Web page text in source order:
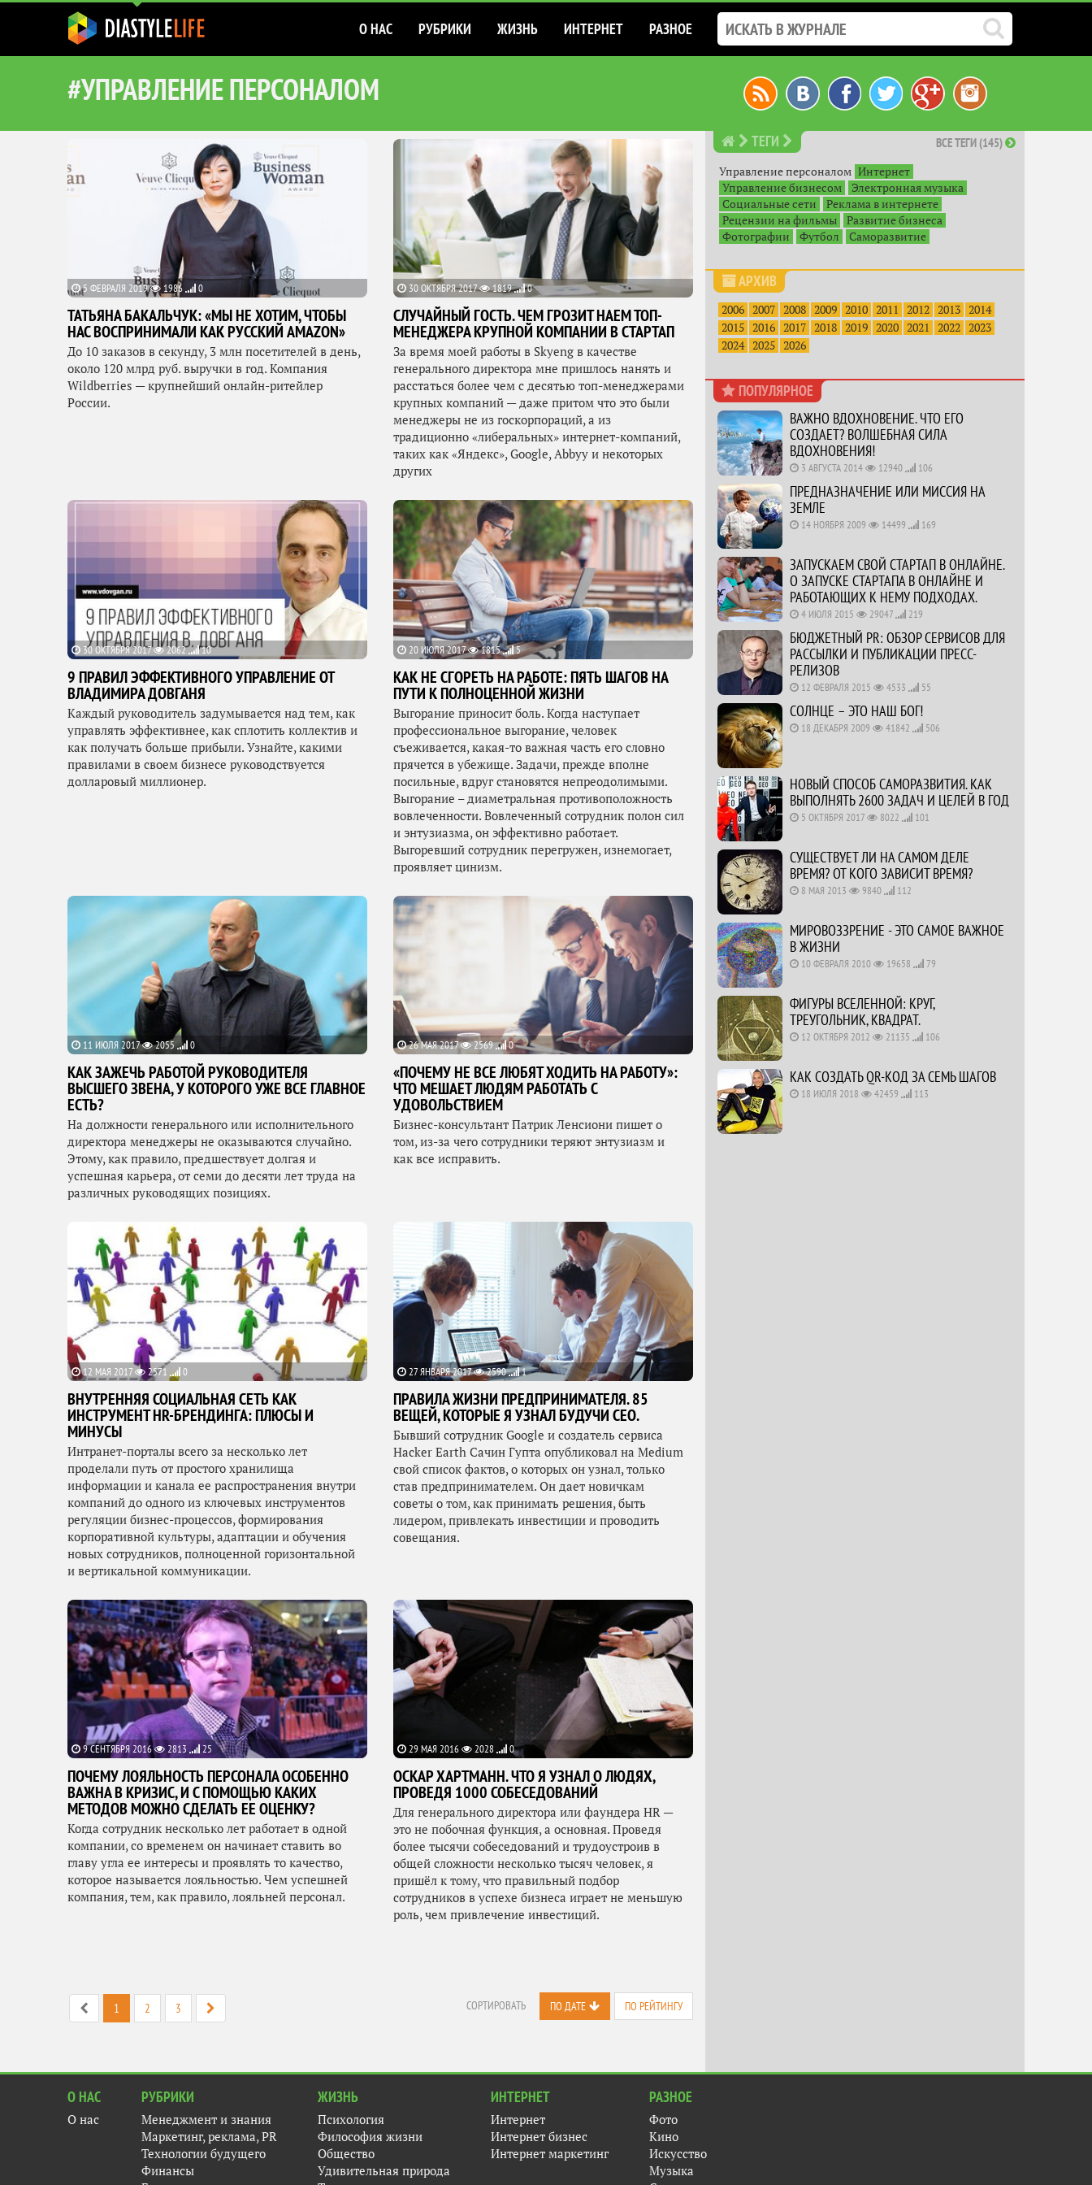
О НАС РУБРИКИ ЖИЗНЬ ИНТЕРНЕТ РАЗНОЕ
#УПРАВЛЕНИЕ ПЕРСОНАЛОМ
5 ФЕВРАЛЯ 2019 1986 0
ТАТЬЯНА БАКАЛЬЧУК: «МЫ НЕ ХОТИМ, ЧТОБЫ
НАС ВОСПРИНИМАЛИ КАК РУССКИЙ AMAZON»
До 10 заказов в секунду, 3 млн посетителей в день,
около 120 млрд руб. выручки в год. Компания
Wildberries — крупнейший онлайн-ритейлер
России.
30 ОКТЯБРЯ 2017 1819 0
СЛУЧАЙНЫЙ ГОСТЬ. ЧЕМ ГРОЗИТ НАЕМ ТОП-
МЕНЕДЖЕРА КРУПНОЙ КОМПАНИИ В СТАРТАП
За время моей работы в Skyeng в качестве
генерального директора мне пришлось нанять и
расстаться более чем с десятью топ-менеджерами
крупных компаний — даже притом что это были
менеджеры не из госкорпораций, а из
традиционно «либеральных» интернет-компаний,
таких как «Яндекс», Google, Abbyy и некоторых
других
30 ОКТЯБРЯ 2017 2062 10
9 ПРАВИЛ ЭФФЕКТИВНОГО УПРАВЛЕНИЕ ОТ
ВЛАДИМИРА ДОВГАНЯ
Каждый руководитель задумывается над тем, как
управлять эффективнее, как сплотить коллектив и
как получать больше прибыли. Узнайте, какими
правилами в своем бизнесе руководствуется
долларовый миллионер.
20 ИЮЛЯ 2017 1815 5
КАК НЕ СГОРЕТЬ НА РАБОТЕ: ПЯТЬ ШАГОВ НА
ПУТИ К ПОЛНОЦЕННОЙ ЖИЗНИ
Выгорание приносит боль. Когда наступает
профессиональное выгорание, человек
съеживается, какая-то важная часть его словно
прячется в убежище. Задачи, прежде вполне
посильные, вдруг становятся непреодолимыми.
Выгорание – диаметральная противоположность
вовлеченности. Вовлеченный сотрудник полон сил
и энтузиазма, он эффективно работает.
Выгоревший сотрудник перегружен, изнемогает,
проявляет цинизм.
11 ИЮЛЯ 2017 2055 0
КАК ЗАЖЕЧЬ РАБОТОЙ РУКОВОДИТЕЛЯ
ВЫСШЕГО ЗВЕНА, У КОТОРОГО УЖЕ ВСЕ ГЛАВНОЕ
ЕСТЬ?
На должности генерального или исполнительного
директора менеджеры не оказываются случайно.
Этому, как правило, предшествует долгая и
успешная карьера, от семи до десяти лет труда на
различных руководящих позициях.
26 МАЯ 2017 2569 0
«ПОЧЕМУ НЕ ВСЕ ЛЮБЯТ ХОДИТЬ НА РАБОТУ»:
ЧТО МЕШАЕТ ЛЮДЯМ РАБОТАТЬ С
УДОВОЛЬСТВИЕМ
Бизнес-консультант Патрик Ленсиони пишет о
том, из-за чего сотрудники теряют энтузиазм и
как все исправить.
12 МАЯ 2017 2571 0
ВНУТРЕННЯЯ СОЦИАЛЬНАЯ СЕТЬ КАК
ИНСТРУМЕНТ HR-БРЕНДИНГА: ПЛЮСЫ И
МИНУСЫ
Интранет-порталы всего за несколько лет
проделали путь от простого хранилища
информации и канала ее распространения внутри
компаний до одного из ключевых инструментов
регуляции бизнес-процессов, формирования
корпоративной культуры, адаптации и обучения
новых сотрудников, полноценной горизонтальной
и вертикальной коммуникации.
27 ЯНВАРЯ 2017 2590 1
ПРАВИЛА ЖИЗНИ ПРЕДПРИНИМАТЕЛЯ. 85
ВЕЩЕЙ, КОТОРЫЕ Я УЗНАЛ БУДУЧИ CEO.
Бывший сотрудник Google и создатель сервиса
Hacker Earth Сачин Гупта опубликовал на Medium
свой список фактов, о которых он узнал, только
став предпринимателем. Он дает новичкам
советы о том, как принимать решения, быть
лидером, привлекать инвестиции и проводить
совещания.
9 СЕНТЯБРЯ 2016 2813 25
ПОЧЕМУ ЛОЯЛЬНОСТЬ ПЕРСОНАЛА ОСОБЕННО
ВАЖНА В КРИЗИС, И С ПОМОЩЬЮ КАКИХ
МЕТОДОВ МОЖНО СДЕЛАТЬ ЕЕ ОЦЕНКУ?
Когда сотрудник несколько лет работает в одной
компании, со временем он начинает ставить во
главу угла ее интересы и проявлять то качество,
которое называется лояльностью. Чем успешней
компания, тем, как правило, лояльней персонал.
29 МАЯ 2016 2028 0
ОСКАР ХАРТМАНН. ЧТО Я УЗНАЛ О ЛЮДЯХ,
ПРОВЕДЯ 1000 СОБЕСЕДОВАНИЙ
Для генерального директора или фаундера HR —
это не побочная функция, а основная. Проведя
более тысячи собеседований и трудоустроив в
общей сложности несколько тысяч человек, я
пришёл к тому, что правильный подбор
сотрудников в успехе бизнеса играет не меньшую
роль, чем привлечение инвестиций.
1 2 3 СОРТИРОВАТЬ ПО ДАТЕ ПО РЕЙТИНГУ
ТЕГИ ВСЕ ТЕГИ (145)
Управление персоналом Интернет
Управление бизнесом
Электронная музыка
Социальные сети
Реклама в интернете
Рецензии на фильмы
Развитие бизнеса
Фотографии
Футбол Саморазвитие
АРХИВ
2006 2007 2008 2009 2010 2011 2012 2013 2014
2015 2016 2017 2018 2019 2020 2021 2022 2023
2024 2025 2026
ПОПУЛЯРНОЕ
ВАЖНО ВДОХНОВЕНИЕ. ЧТО ЕГО
СОЗДАЕТ? ВОЛШЕБНАЯ СИЛА
ВДОХНОВЕНИЯ!
3 АВГУСТА 2014 12940 106
ПРЕДНАЗНАЧЕНИЕ ИЛИ МИССИЯ НА
ЗЕМЛЕ
14 НОЯБРЯ 2009 14499 169
ЗАПУСКАЕМ СВОЙ СТАРТАП В ОНЛАЙНЕ.
О ЗАПУСКЕ СТАРТАПА В ОНЛАЙНЕ И
РАБОТАЮЩИХ К НЕМУ ПОДХОДАХ.
4 ИЮЛЯ 2015 29047 219
БЮДЖЕТНЫЙ PR: ОБЗОР СЕРВИСОВ ДЛЯ
РАССЫЛКИ И ПУБЛИКАЦИИ ПРЕСС-
РЕЛИЗОВ
12 ФЕВРАЛЯ 2015 4533 55
СОЛНЦЕ – ЭТО НАШ БОГ!
18 ДЕКАБРЯ 2009 41842 506
НОВЫЙ СПОСОБ САМОРАЗВИТИЯ. КАК
ВЫПОЛНЯТЬ 2600 ЗАДАЧ И ЦЕЛЕЙ В ГОД
5 ОКТЯБРЯ 2017 8022 101
СУЩЕСТВУЕТ ЛИ НА САМОМ ДЕЛЕ
ВРЕМЯ? ОТ КОГО ЗАВИСИТ ВРЕМЯ?
8 МАЯ 2013 9840 112
МИРОВОЗЗРЕНИЕ - ЭТО САМОЕ ВАЖНОЕ
В ЖИЗНИ
10 ФЕВРАЛЯ 2010 19658 79
ФИГУРЫ ВСЕЛЕННОЙ: КРУГ,
ТРЕУГОЛЬНИК, КВАДРАТ.
12 ОКТЯБРЯ 2012 21135 106
КАК СОЗДАТЬ QR-КОД ЗА СЕМЬ ШАГОВ
18 ИЮЛЯ 2018 42459 113
О НАС
О нас
РУБРИКИ
Менеджмент и знания
Маркетинг, реклама, PR
Технологии будущего
Финансы
ЖИЗНЬ
Психология
Философия жизни
Общество
Удивительная природа
ИНТЕРНЕТ
Интернет
Интернет бизнес
Интернет маркетинг
РАЗНОЕ
Фото
Кино
Искусство
Музыка